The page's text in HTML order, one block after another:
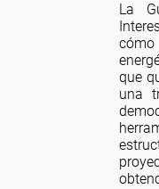
La
que
una